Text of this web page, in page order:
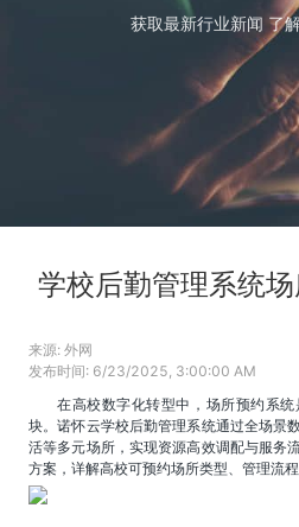
获取最新行业新闻 了
学校后勤管理系统
来源: 外网
发布时间: 6/23/2025, 3:00:00 AM
在高校数字化转型中，场所预约系
块。诺怀云学校后勤管理系统通过全场景
活等多元场所，实现资源高效调配与服务
方案，详解高校可预约场所类型、管理流程